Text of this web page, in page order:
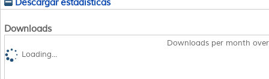
Downloads
Downloads per month
Loading...